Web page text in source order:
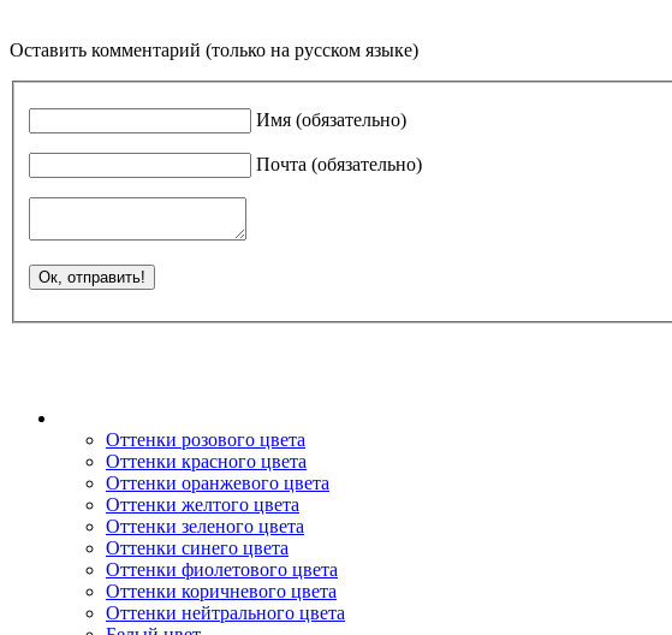
Оставить комментарий (только на русском языке)
Имя (обязательно)
Почта (обязательно)
Оттенки розового цвета
Оттенки красного цвета
Оттенки оранжевого цвета
Оттенки желтого цвета
Оттенки зеленого цвета
Оттенки синего цвета
Оттенки фиолетового цвета
Оттенки коричневого цвета
Оттенки нейтрального цвета